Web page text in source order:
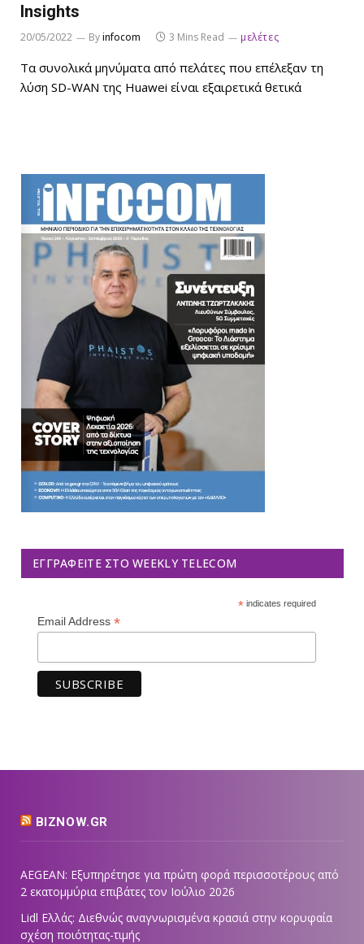
Ιnsights
20/05/2022 Byinfocom 3 Mins Read μελέτες
Τα συνολικά μηνύματα από πελάτες που επέλεξαν τη
λύση SD-WAN της Huawei είναι εξαιρετικά θετικά
ΕΓΓΡΑΦΕΊΤΕ ΣΤΟ WEEKLY TELECOM
*indicates required
Email Address *
BIZNOW.GR
AEGEAN: Εξυπηρέτησε για πρώτη φορά περισσοτέρους από
2 εκατομμύρια επιβάτες τον Ιούλιο 2026
Lidl Ελλάς: Διεθνώς αναγνωρισμένα κρασιά στην κορυφαία
σχέση ποιότητας-τιμής